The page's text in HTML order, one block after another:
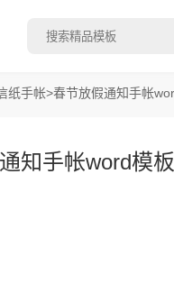
纸手帐>春节放假通知手帐
知手帐word模板